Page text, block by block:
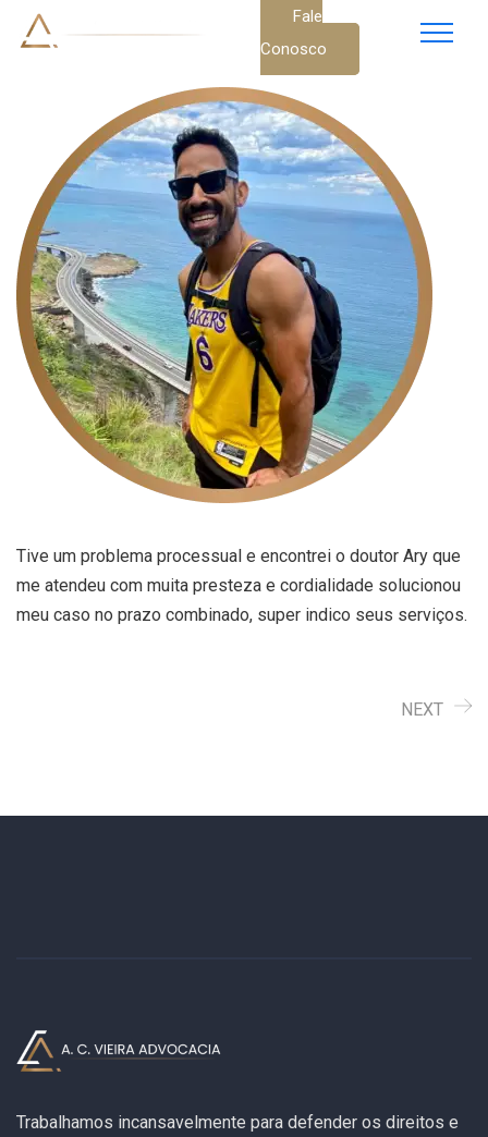
Fale
Conosco
Tive um problema processual e encontrei o doutor Ary que
me atendeu com muita presteza e cordialidade solucionou
meu caso no prazo combinado, super indico seus serviços.
NEXT
Trabalhamos incansavelmente para defender os direitos e